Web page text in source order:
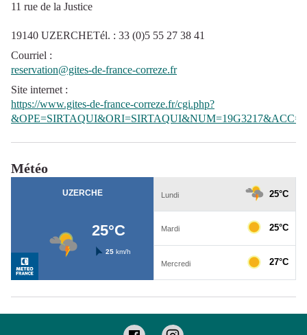
11 rue de la Justice
19140 UZERCHETél. : 33 (0)5 55 27 38 41
Courriel :
reservation@gites-de-france-correze.fr
Site internet :
https://www.gites-de-france-correze.fr/cgi.php?
Météo